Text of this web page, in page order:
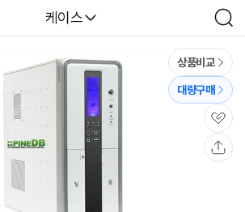
다나와
케이스
검
색
상품비교
대량구매
관
심